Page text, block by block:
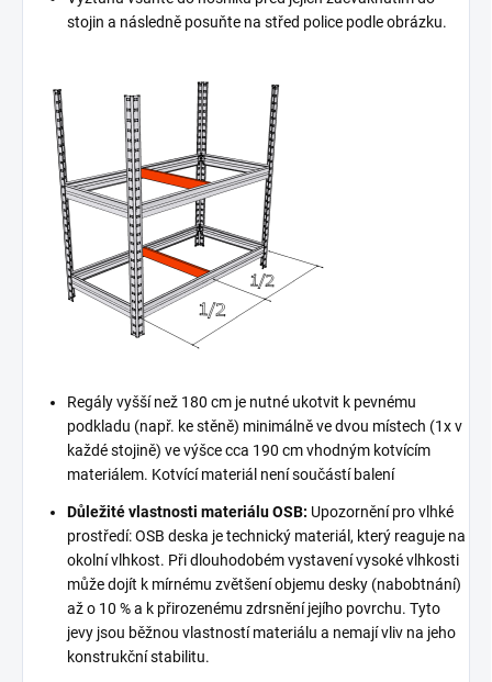
stojin a následně posuňte na střed police podle obrázku.
Regály vyšší než 180 cm je nutné ukotvit k pevnému
podkladu (např. ke stěně) minimálně ve dvou místech (1x v
každé stojině) ve výšce cca 190 cm vhodným kotvícím
materiálem. Kotvící materiál není součástí balení
Důležité vlastnosti materiálu OSB: Upozornění pro vlhké
prostředí: OSB deska je technický materiál, který reaguje na
okolní vlhkost. Při dlouhodobém vystavení vysoké vlhkosti
může dojít k mírnému zvětšení objemu desky (nabobtnání)
až o 10 % a k přirozenému zdrsnění jejího povrchu. Tyto
jevy jsou běžnou vlastností materiálu a nemají vliv na jeho
konstrukční stabilitu.